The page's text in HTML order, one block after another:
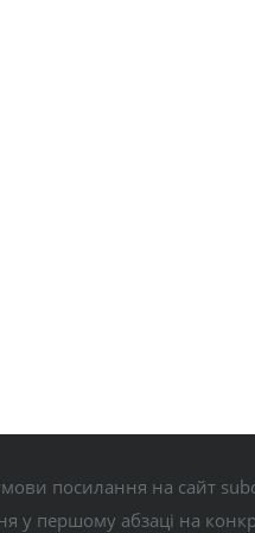
посилання на сайт
у першому абзаці на